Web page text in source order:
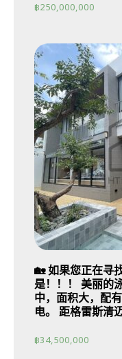
฿250,000,000
🏡 如果您正在寻
是！！！ 美丽的
中，面积大，配
电。 距格雷斯清
฿34,500,000